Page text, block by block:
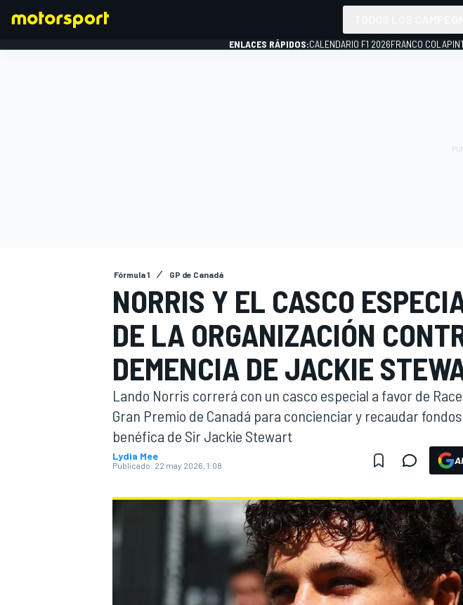
INDYCAR
MOTOGP
ENLACES RÁPIDOS:CALENDARIO F1 2026FRANCO
Fórmula 1 GP de Canadá
NORRIS Y EL CASCO
DE LA ORGANIZACIÓN
DEMENCIA DE JACKIE
Lando Norris correrá con un casco especial a favor de
Gran Premio de Canadá para concienciar y recaudar
benéfica de Sir Jackie Stewart
Lydia Mee
Publicado: 22 may 2026, 1:08